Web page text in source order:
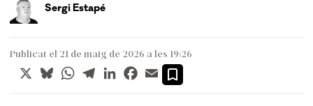
Sergi Estapé
Publicat el 21 de maig de 2026 a les 19:26
X BlueskyWhatsApp
TelegramLinkedInFacebook
Email